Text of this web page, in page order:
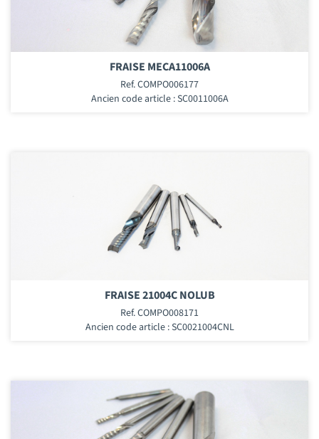
FRAISE MECA11006A
Ref. COMPO006177
Ancien code article : SC0011006A
FRAISE 21004C NOLUB
Ref. COMPO008171
Ancien code article : SC0021004CNL